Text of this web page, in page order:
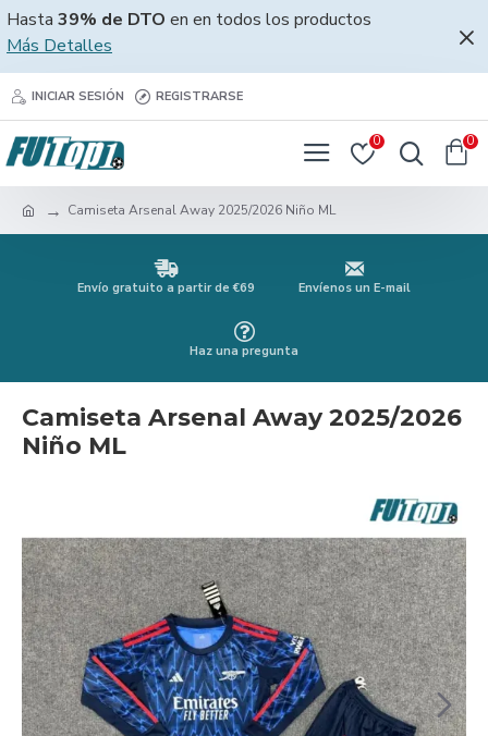
Hasta 39% de DTO en en todos los productos
Más Detalles
INICIAR SESIÓN REGISTRARSE
0 0
Camiseta Arsenal Away 2025/2026 Niño ML
Envío gratuito a partir de €69 Envíenos un E-mail
Haz una pregunta
Camiseta Arsenal Away 2025/2026
Niño ML